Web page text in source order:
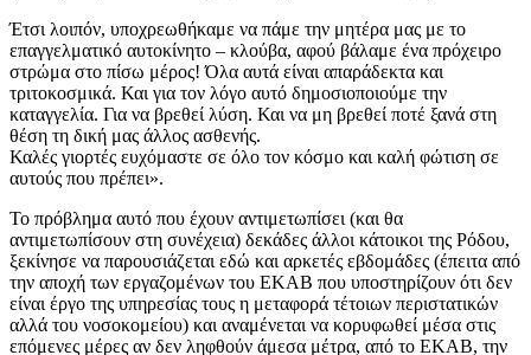
Έτσι λοιπόν, υποχρεωθήκαμε να πάμε την μητέρα μας με το
επαγγελματικό αυτοκίνητο – κλούβα, αφού βάλαμε ένα πρόχειρο
στρώμα στο πίσω μέρος! Όλα αυτά είναι απαράδεκτα και
τριτοκοσμικά. Και για τον λόγο αυτό δημοσιοποιούμε την
καταγγελία. Για να βρεθεί λύση. Και να μη βρεθεί ποτέ ξανά στη
θέση τη δική μας άλλος ασθενής.
Καλές γιορτές ευχόμαστε σε όλο τον κόσμο και καλή φώτιση σε
αυτούς που πρέπει».
Το πρόβλημα αυτό που έχουν αντιμετωπίσει (και θα
αντιμετωπίσουν στη συνέχεια) δεκάδες άλλοι κάτοικοι της Ρόδου,
ξεκίνησε να παρουσιάζεται εδώ και αρκετές εβδομάδες (έπειτα από
την αποχή των εργαζομένων του ΕΚΑΒ που υποστηρίζουν ότι δεν
είναι έργο της υπηρεσίας τους η μεταφορά τέτοιων περιστατικών
αλλά του νοσοκομείου) και αναμένεται να κορυφωθεί μέσα στις
επόμενες μέρες αν δεν ληφθούν άμεσα μέτρα, από το ΕΚΑΒ, την